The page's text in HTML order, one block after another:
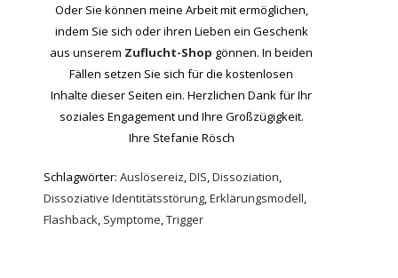
Oder Sie können meine Arbeit mit ermöglichen,
indem Sie sich oder ihren Lieben ein Geschenk
aus unserem Zuflucht-Shop gönnen. In beiden
Fällen setzen Sie sich für die kostenlosen
Inhalte dieser Seiten ein. Herzlichen Dank für Ihr
soziales Engagement und Ihre Großzügigkeit.
Ihre Stefanie Rösch
Schlagwörter: Auslösereiz,DIS,Dissoziation,
Dissoziative Identitätsstörung,Erklärungsmodell,
Flashback, Symptome,Trigger